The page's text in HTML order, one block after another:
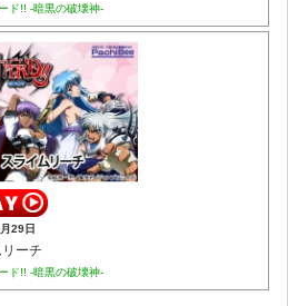
ド!! -暗黒の破壊神-
29日
ーチ
ド!! -暗黒の破壊神-